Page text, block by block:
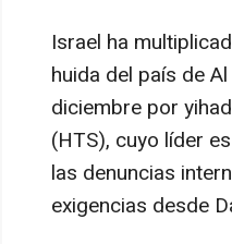
Israel ha
huida del país de
diciembre por
(HTS), cuyo líder
las denuncias
exigencias desde